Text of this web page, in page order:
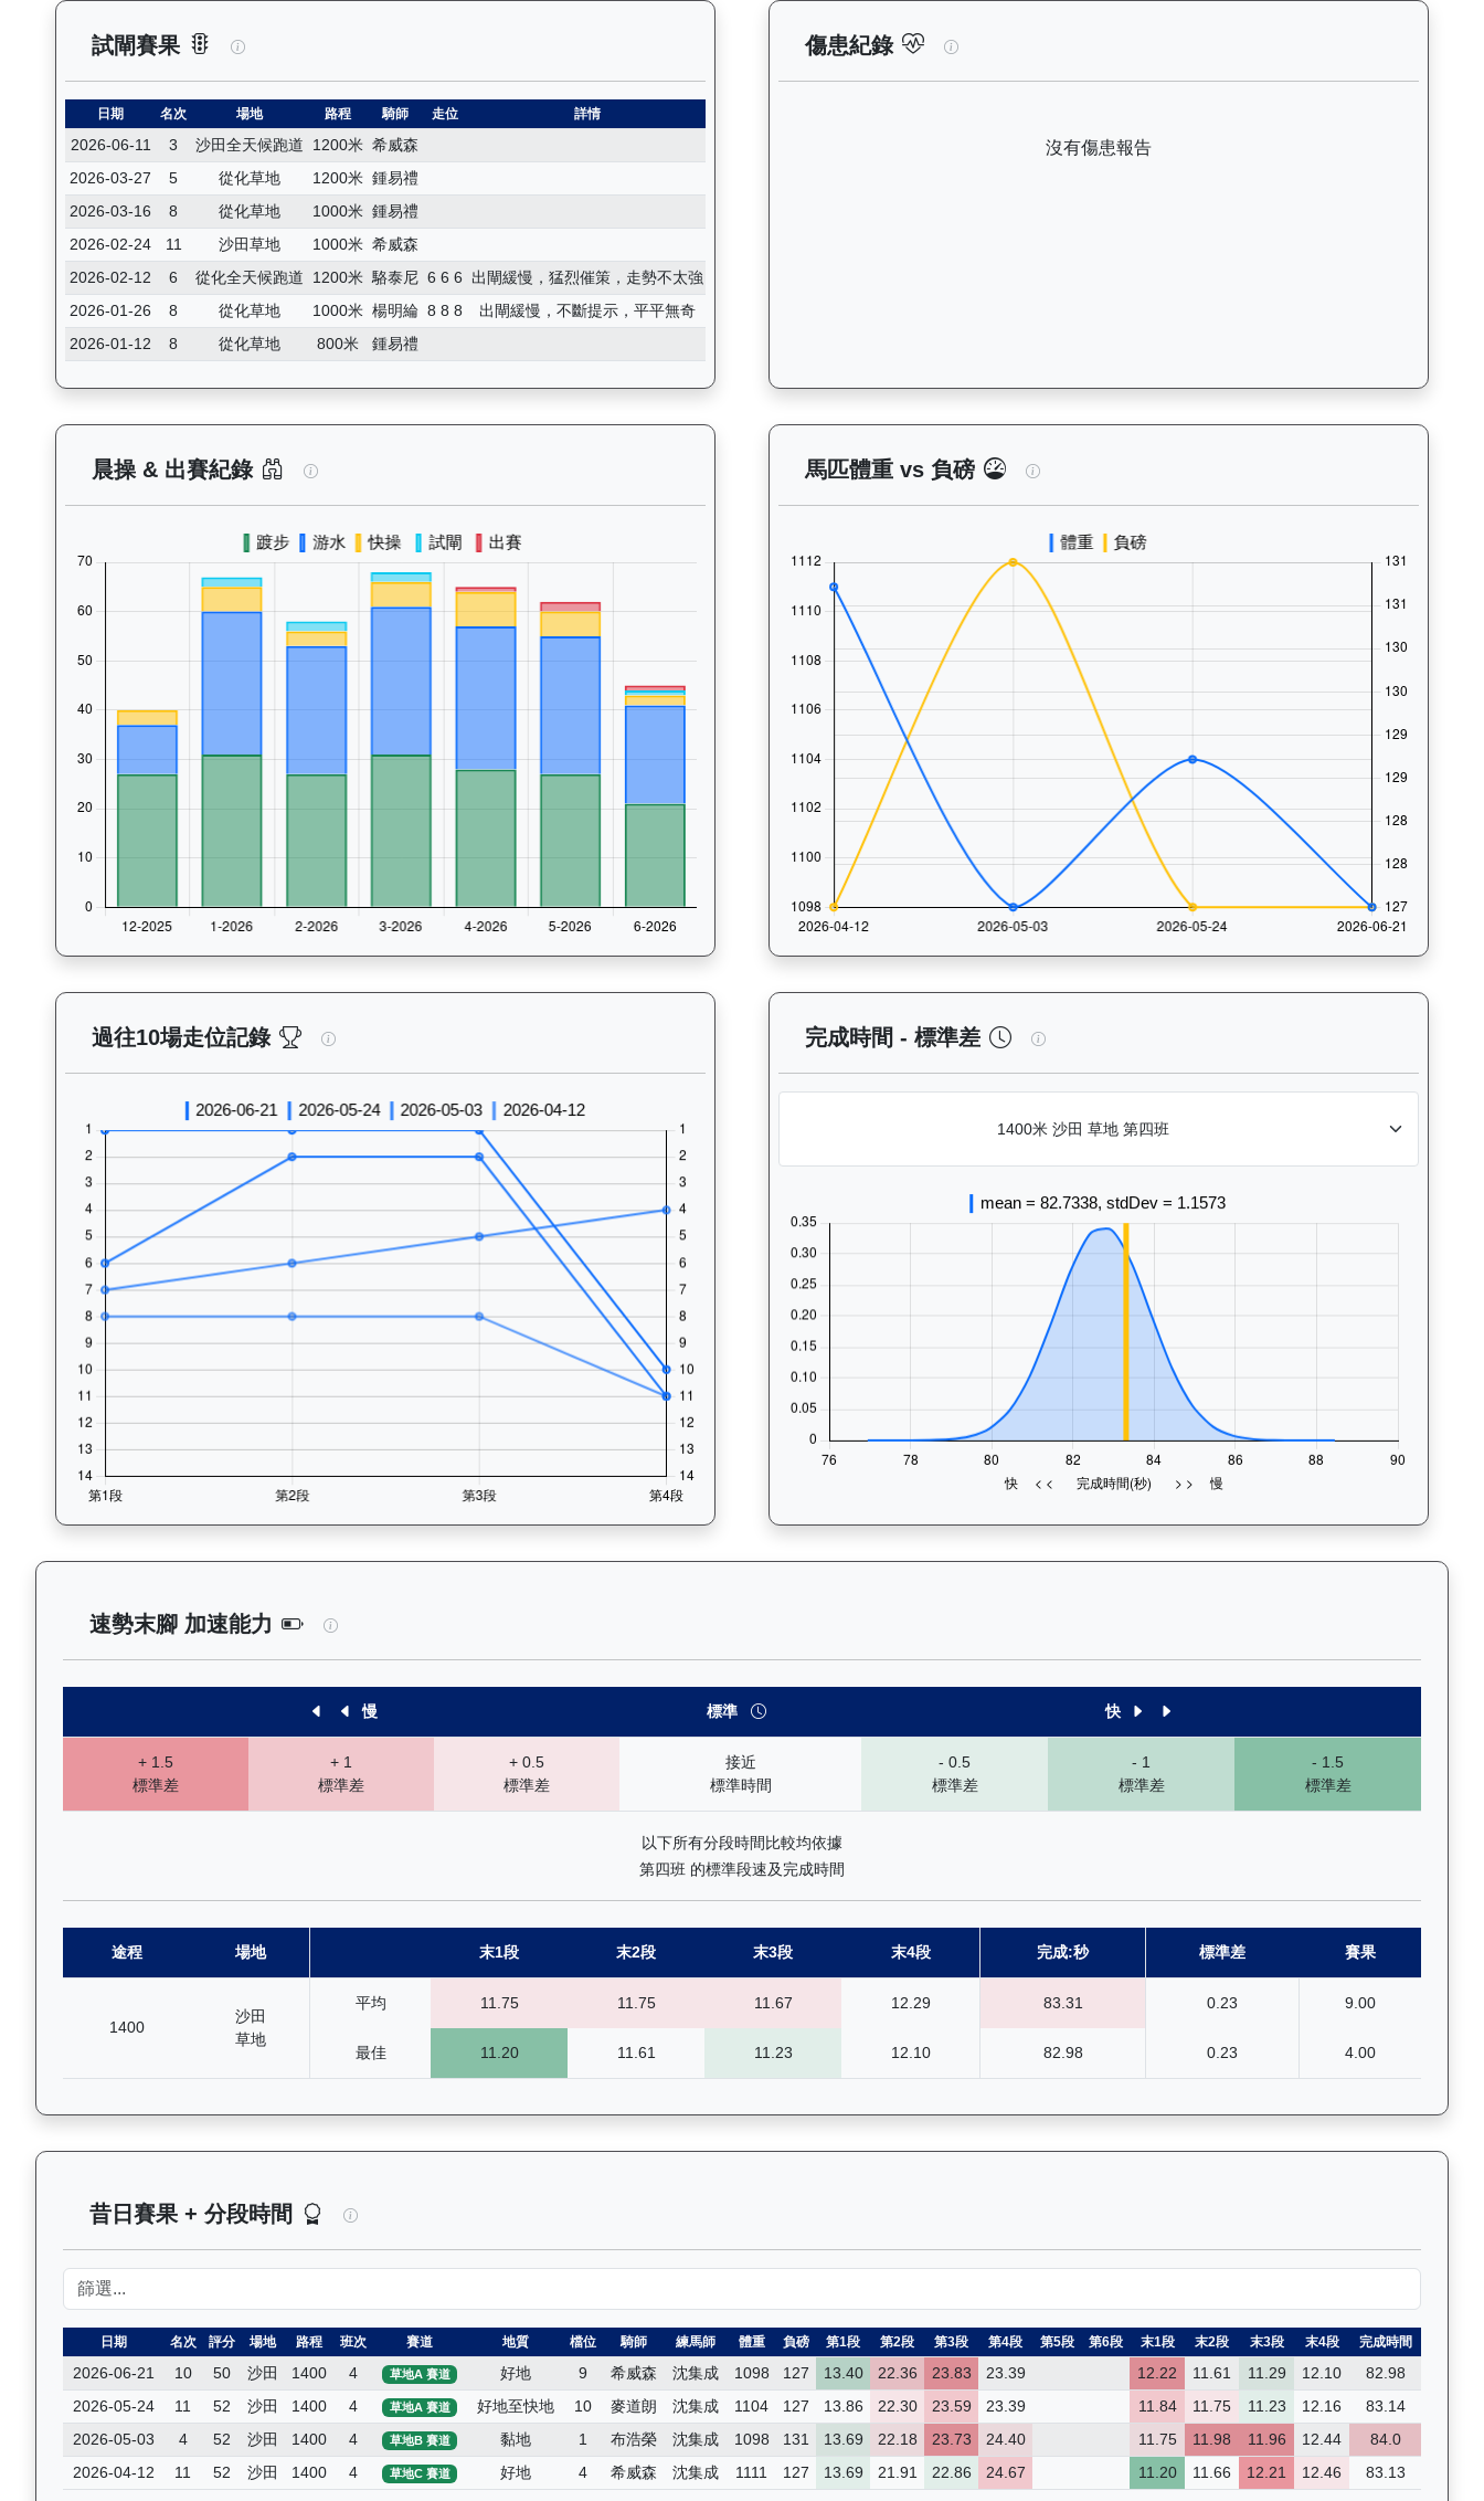
試閘賽果 總統輝煌（L241）— 試閘賽果紀錄：查看馬匹所有試閘（Barrier Trial）的歷史成績，包括日期、名次、場地、路程、騎
日期 名次 場地 路程 騎師 走位 詳情
2026-06-11 3 沙田全天候跑道 1200米 希威森
2026-03-27
5 從化草地 1200米 鍾易禮
2026-03-16
8 從化草地 1000米 鍾易禮
2026-02-24
11 沙田草地 1000米 希威森
2026-02-12
6 從化全天候跑道 1200米 駱泰尼 6 6 6
出閘緩慢，猛烈催策，走勢不太強
2026-01-26
8 從化草地 1000米 楊明綸 8 8 8
出閘緩慢，不斷提示，平平無奇
2026-01-12
8 從化草地 800米 鍾易禮
傷患紀錄 總統輝煌（L241）— 傷患紀錄：查看馬匹完整的獸
沒有傷患報告
晨操 & 出賽紀錄 總統輝煌（L241）— 晨操及出賽紀錄圖表：以月度圖表顯示馬匹訓練活動（慢跑、游泳、快跑）及試閘、正式出賽
馬匹體重 vs 負磅 總統輝煌（L241）— 馬匹體重與負磅走勢
過往10場走位記錄 總統輝煌（L241）— 過往走位記錄圖表：查看馬匹最近10場比賽的走位變化趨勢，分析馬匹的跑法風格和衝線
完成時間 - 標準差 總統輝煌（L241）— 完成時間標準差分析
速勢末腳 加速能力 總統輝煌（L241）— 速勢末腳加速能力分析：查看馬匹在各途程和場地的詳細分段時間（末1段至末4段），以
慢 標準 快
+ 1.5
標準差
+ 1
標準差
+ 0.5
標準差
接近
標準時間
- 0.5
標準差
- 1
標準差
- 1.5
標準差
以下所有分段時間比較均依據
第四班 的標準段速及完成時間
途程 場地 末1段 末2段 末3段 末4段 完成:秒 標準差 賽果
1400
沙田
草地
平均 11.75 11.75 11.67 12.29 83.31 0.23 9.00
最佳 11.20 11.61 11.23 12.10 82.98 0.23 4.00
昔日賽果 + 分段時間 總統輝煌（L241）— 昔日賽果及分段時間紀錄：馬匹完整的過往賽事資料庫，包括所有比賽的詳細數據和分
日期 名次 評分 場地 路程 班次 賽道 地質 檔位 騎師 練馬師 體重 負磅 第1段 第2段 第3段 第4段 第5段 第6段 末1段 末2段 末3段 末4段 完成時間
2026-06-21 10 50 沙田 1400 4 草地A 賽道 好地 9 希威森 沈集成 1098 127 13.40 22.36 23.83 23.39 12.22 11.61 11.29 12.10
82.98
2026-05-24
11 52 沙田 1400 4 草地A 賽道 好地至快地 10 麥道朗 沈集成 1104 127 13.86 22.30 23.59 23.39 11.84 11.75 11.23 12.16
83.14
2026-05-03
4 52 沙田 1400 4 草地B 賽道 黏地 1 布浩榮 沈集成 1098 131 13.69 22.18 23.73 24.40 11.75 11.98 11.96 12.44
84.0
2026-04-12
11 52 沙田 1400 4 草地C 賽道 好地 4 希威森 沈集成 1111 127 13.69 21.91 22.86 24.67 11.20 11.66 12.21 12.46 83.13